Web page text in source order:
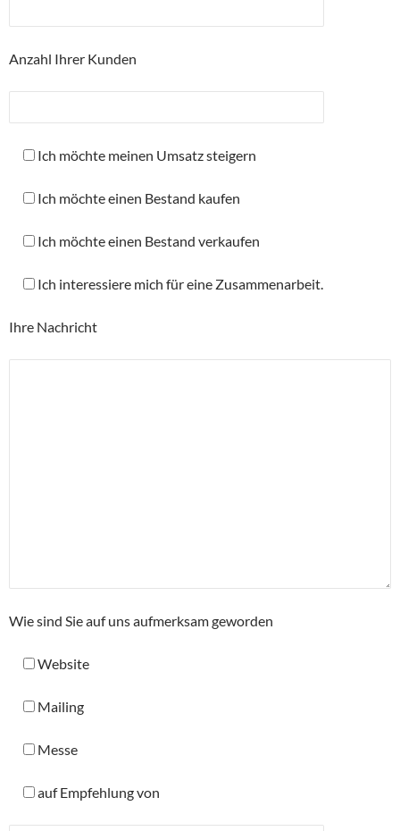
Anzahl Ihrer Kunden
Ich möchte meinen Umsatz steigern
Ich möchte einen Bestand kaufen
Ich möchte einen Bestand verkaufen
Ich interessiere mich für eine Zusammenarbeit.
Ihre Nachricht
Wie sind Sie auf uns aufmerksam geworden
Website
Mailing
Messe
auf Empfehlung von